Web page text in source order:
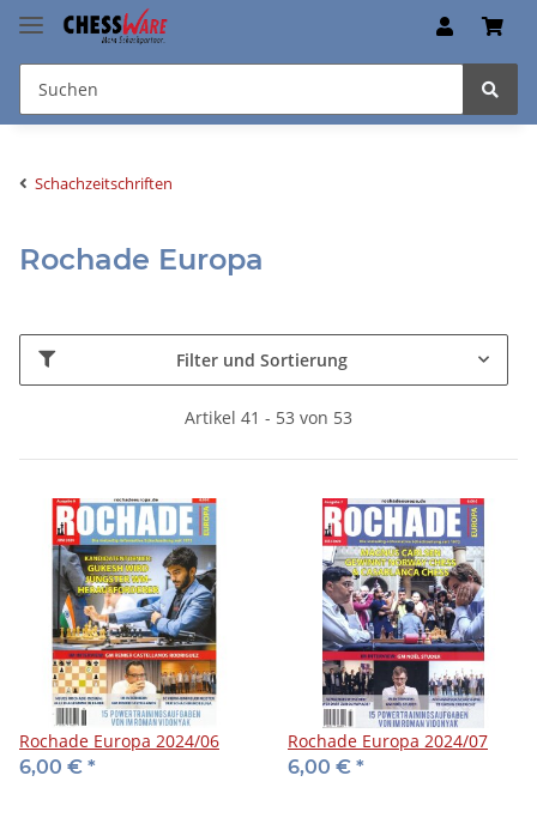
Schachzeitschriften
Rochade Europa
Filter und Sortierung
Artikel 41 - 53 von 53
Rochade Europa 2024/06
6,00 € *
Rochade Europa 2024/07
6,00 € *